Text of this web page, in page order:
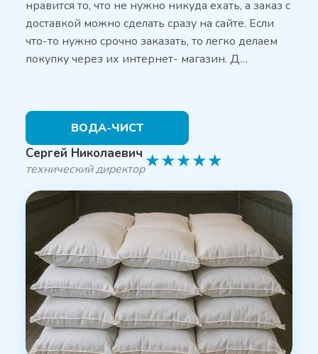
нравится то, что не нужно никуда ехать, а заказ с
доставкой можно сделать сразу на сайте. Если
что-то нужно срочно заказать, то легко делаем
покупку через их интернет- магазин. Д…
ВОДА-ЧИСТ
Сергей Николаевич
технический директор★★★★★